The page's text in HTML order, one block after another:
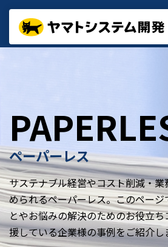
ペーパーレス
サステナブル経営やコスト削減・
められるペーパーレス。このペー
とやお悩みの解決のためのお役立
援している企業様の事例をご紹介し